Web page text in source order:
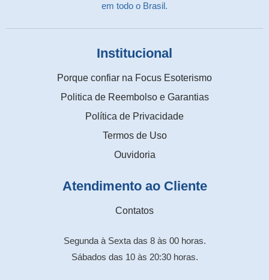
em todo o Brasil.
Institucional
Porque confiar na Focus Esoterismo
Politica de Reembolso e Garantias
Política de Privacidade
Termos de Uso
Ouvidoria
Atendimento ao Cliente
Contatos
Segunda à Sexta das 8 às 00 horas.
Sábados das 10 às 20:30 horas.